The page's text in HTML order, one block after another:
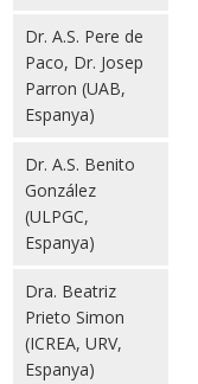
Dr. A.S. Pere de
Paco, Dr. Josep
Parron (UAB,
Espanya)
Dr. A.S. Benito
González
(ULPGC,
Espanya)
Dra. Beatriz
Prieto Simon
(ICREA, URV,
Espanya)